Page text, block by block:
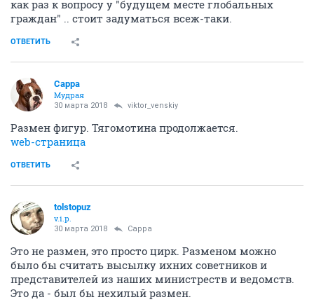
как раз к вопросу у "будущем месте глобальных
граждан" .. стоит задуматься всеж-таки.
ОТВЕТИТЬ
Сарра
Мудрая
30 марта 2018 viktor_venskiy
Размен фигур. Тягомотина продолжается.
web-страница
ОТВЕТИТЬ
tolstopuz
v.i.p.
30 марта 2018 Сарра
Это не размен, это просто цирк. Разменом можно
было бы считать высылку ихних советников и
представителей из наших министреств и ведомств.
Это да - был бы нехилый размен.